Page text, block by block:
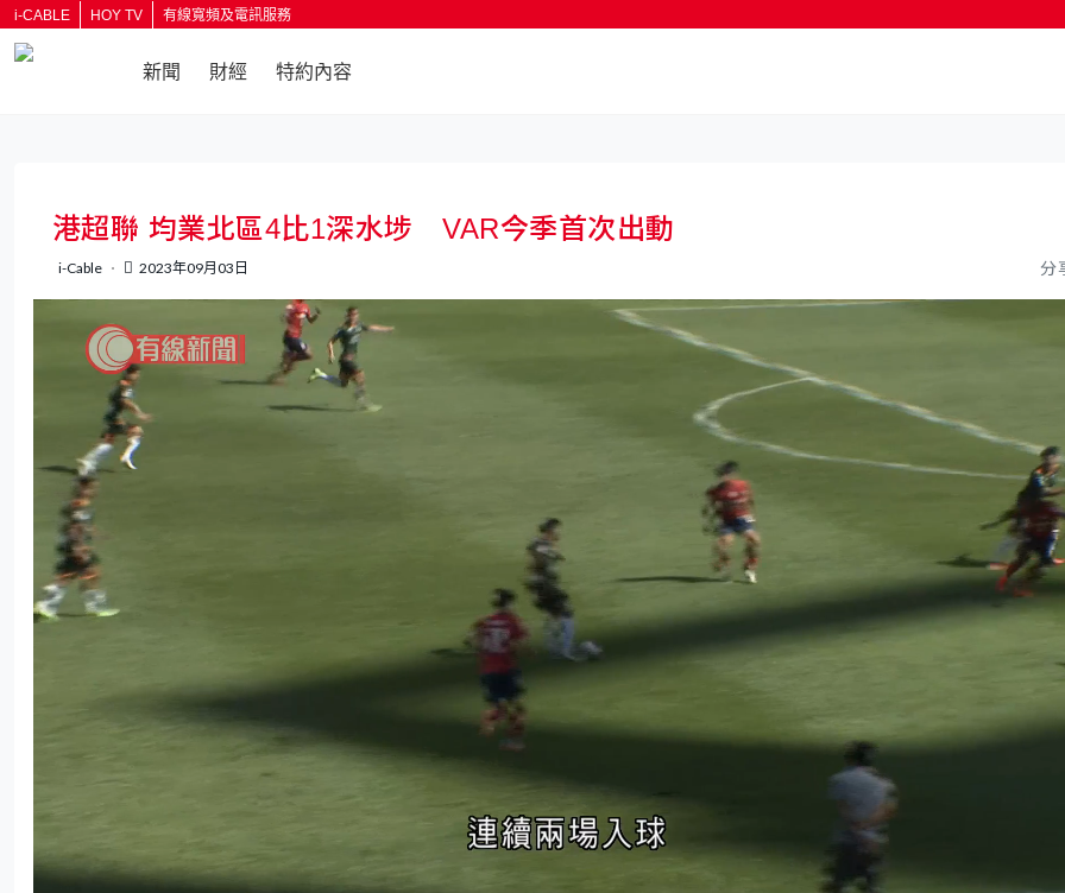
i-CABLE HOY TV 有線寬頻及電訊服務
新聞 財經 特約內容
港超聯 均業北區4比1深水埗 VAR今季首次出動
i-Cable 2023年09月03日 分